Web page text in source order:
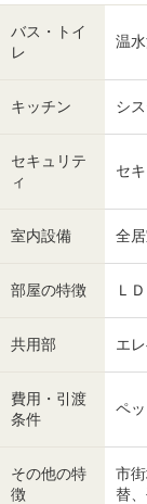
バス・トイ
レ
温
キッチン シ
セキュリテ
ィ
セ
室内設備 全
部屋の特徴 Ｌ
共用部 エ
費用・引渡
条件
ペ
その他の特
徴
市
替